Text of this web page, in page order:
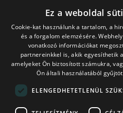
Streptococcus B
Stressz
Szemcsepp
Szeméremcsonti Fájdalom
Szeretkezés
Szex
Ez a weboldal
Cookie-kat használunk a tartalom, a
és a forgalom elemzésére.
vonatkozó információkat
partnereinkkel is, akik egyesíthetik
amelyeket Ön biztosított számukra,
Ön általi használatából
ELENGEDHETETLENÜL